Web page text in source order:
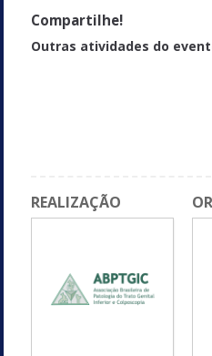
Compartilhe!
Outras atividades do
REALIZAÇÃO